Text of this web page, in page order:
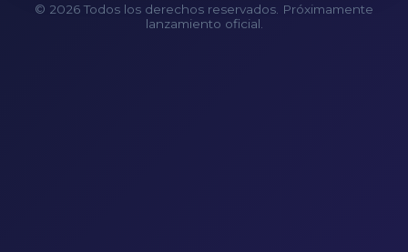
© 2026 Todos los derechos reservados. Próximamente
lanzamiento oficial.